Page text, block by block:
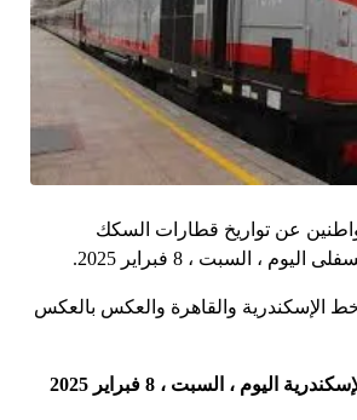
عن تواريخ قطارات السكك
، السبت ، 8 فبراير 2025.
الإسكندرية والقاهرة والعكس بالعكس
اليوم ، السبت ، 8 فبراير 2025